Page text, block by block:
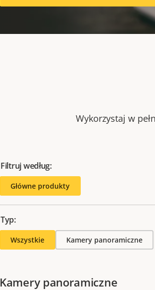
Wykorzystaj w
Filtruj według:
Główne produkty
Typ:
Wszystkie Kamery panoramiczne
Kamery panoramiczne